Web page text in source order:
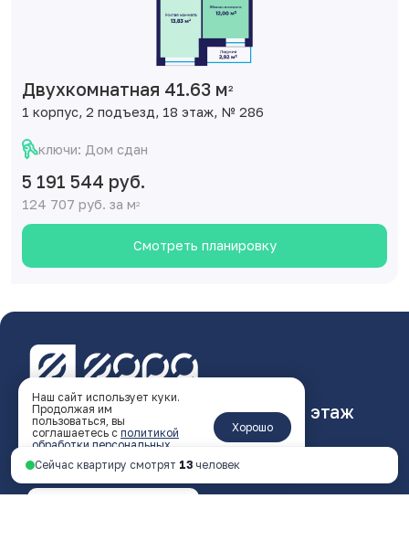
Двухкомнатная 41.63 м2
1 корпус, 2 подъезд, 18 этаж, № 286
ключи: Дом сдан
5 191 544 руб.
124 707 руб. за м2
Смотреть планировку
Сейчас квартиру смотрят 13 человек
Ярославль, пр-т Октября, 46, 4 этаж
пн - пт 9:00 - 18:00
+7 4852 338-538
Наш сайт использует куки.
Продолжая им
пользоваться, вы
соглашаетесь с политикой
обработки персональных
данных
Хорошо